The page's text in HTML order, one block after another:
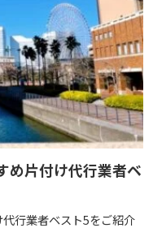
め片付け代行業者ベ
行業者ベスト5をご紹介